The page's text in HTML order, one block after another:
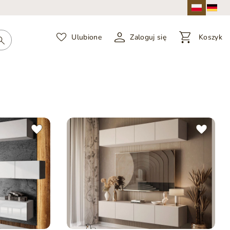
Ulubione Zaloguj się Koszyk